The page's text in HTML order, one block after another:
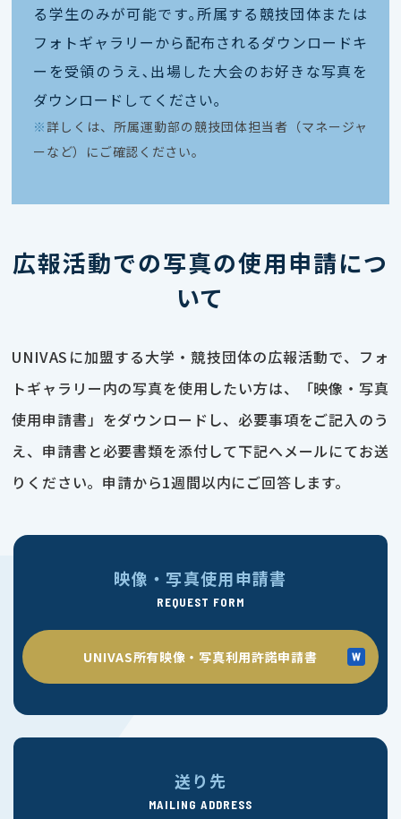
る学生のみが可能です｡所属する競技団体または
フォトギャラリーから配布されるダウンロードキ
ーを受領のうえ､出場した大会のお好きな写真を
ダウンロードしてください｡
※ 詳しくは、所属運動部の競技団体担当者（マネージャ
ーなど）にご確認ください。
広報活動での写真の使用申請につ
いて
UNIVASに加盟する大学・競技団体の広報活動で、フォ
トギャラリー内の写真を使用したい方は、「映像・写真
使用申請書」をダウンロードし、必要事項をご記入のう
え、申請書と必要書類を添付して下記へメールにてお送
りください。申請から1週間以内にご回答します。
映像・写真使用申請書
REQUEST FORM
UNIVAS所有映像・写真利用許諾申請書
送り先
MAILING ADDRESS